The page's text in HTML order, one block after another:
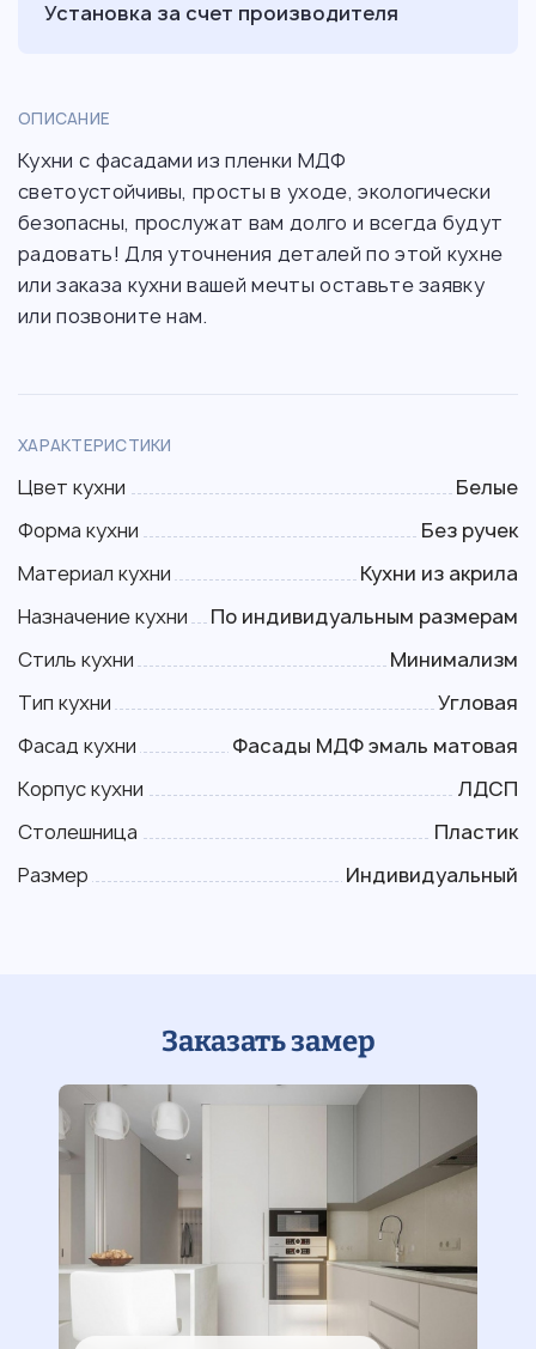
Установка за счет производителя
ОПИСАНИЕ
Кухни с фасадами из пленки МДФ
светоустойчивы, просты в уходе, экологически
безопасны, прослужат вам долго и всегда будут
радовать! Для уточнения деталей по этой кухне
или заказа кухни вашей мечты оставьте заявку
или позвоните нам.
ХАРАКТЕРИСТИКИ
Цвет кухни
Белые
Форма кухни
Без ручек
Материал кухни
Кухни из акрила
Назначение кухни
По индивидуальным размерам
Стиль кухни
Минимализм
Тип кухни
Угловая
Фасад кухни
Фасады МДФ эмаль матовая
Корпус кухни
ЛДСП
Столешница
Пластик
Размер
Индивидуальный
Заказать замер